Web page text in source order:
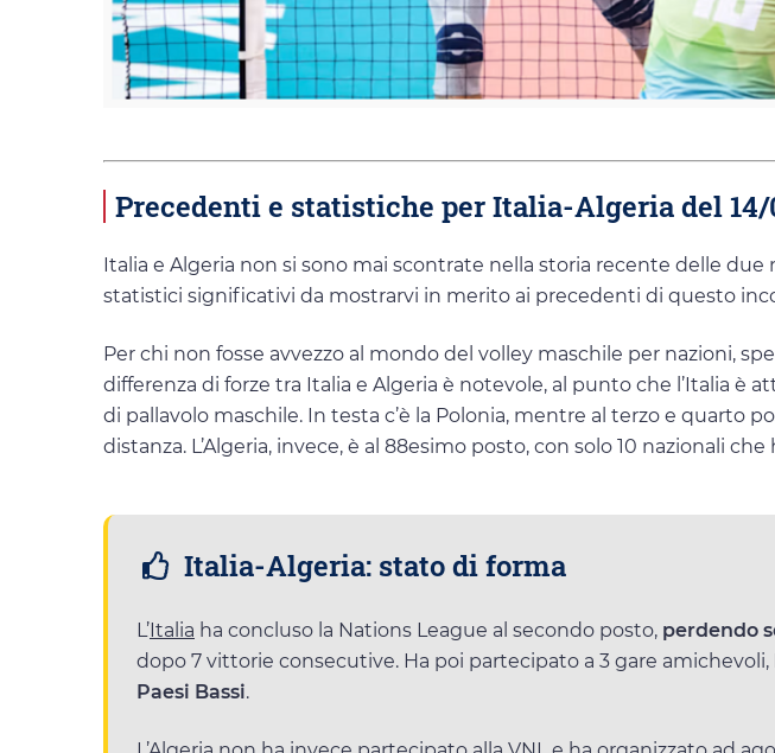
Precedenti e statistiche per Italia-Algeria del 14/
Italia e Algeria non si sono mai scontrate nella storia recente delle
statistici significativi da mostrarvi in merito ai precedenti di questo
Per chi non fosse avvezzo al mondo del volley maschile per nazioni,
differenza di forze tra Italia e Algeria è notevole, al punto che l’Italia è
di pallavolo maschile. In testa c’è la Polonia, mentre al terzo e quarto
distanza. L’Algeria, invece, è al 88esimo posto, con solo 10 nazionali
Italia-Algeria: stato di forma
L’Italia ha concluso la Nations League al secondo posto, perdendo
dopo 7 vittorie consecutive. Ha poi partecipato a 3 gare amichevoli,
Paesi Bassi.